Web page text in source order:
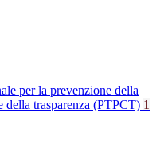
per la prevenzione della
della trasparenza (PTPCT) 1